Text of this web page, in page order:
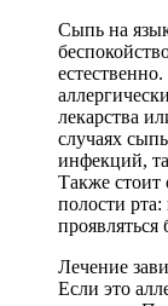
Сыпь на
лекарства
случаях
инфекций,
Также стоит
полости
Лечение
Если это